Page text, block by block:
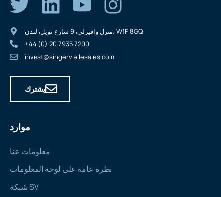
موارد
معلومات عنا
نظرة عامة على لوحة المعلومات
شبكة SV
منزل وافيرلي، 9 شارع نويل، لندن، W1F 8GQ
+44 (0) 20 7935 7200
invest@singerviellesales.com
يشترك